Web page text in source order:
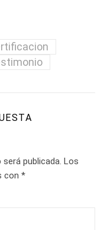
publicada. Los
con *